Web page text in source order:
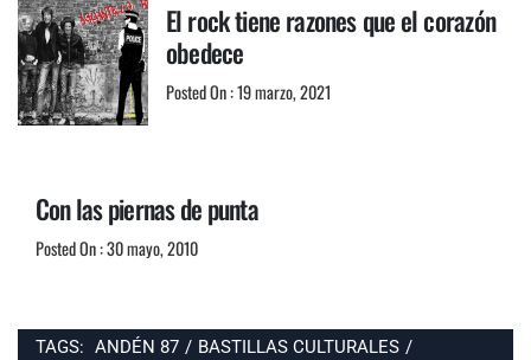
El rock tiene razones que el corazón
obedece
Posted On : 19 marzo, 2021
Con las piernas de punta
Posted On : 30 mayo, 2010
TAGS: ANDÉN 87 / BASTILLAS CULTURALES /